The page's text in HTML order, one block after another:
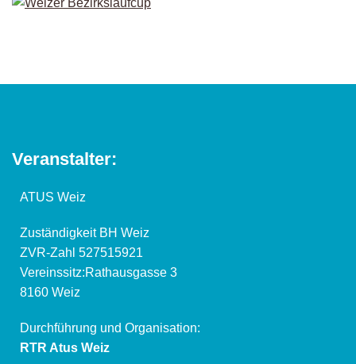
Veranstalter:
ATUS Weiz
Zuständigkeit BH Weiz
ZVR-Zahl 527515921
Vereinssitz:Rathausgasse 3
8160 Weiz
Durchführung und Organisation:
RTR Atus Weiz